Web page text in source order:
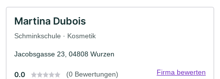
Martina Dubois
Schminkschule · Kosmetik
Jacobsgasse 23, 04808 Wurzen
0.0 (0 Bewertungen) Firma bewerten